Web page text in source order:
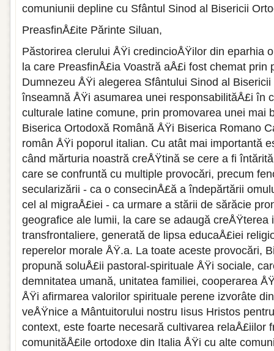
comuniunii depline cu Sfântul Sinod al Bisericii
PreasfinÅ£ite Părinte Siluan,
Păstorirea clerului ÅŸi credincioÅŸilor din eparhia
la care PreasfinÅ£ia Voastră aÅ£i fost chemat prin
Dumnezeu ÅŸi alegerea Sfântului Sinod al
înseamnă ÅŸi asumarea unei responsabilităÅ£i în
culturale latine comune, prin promovarea unei mai
Biserica Ortodoxă Română ÅŸi Biserica Romano
român ÅŸi poporul italian. Cu atât mai importantă
când mărturia noastră creÅŸtină se cere a fi
care se confruntă cu multiple provocări, precum
secularizării - ca o consecinÅ£ă a îndepărtării
cel al migraÅ£iei - ca urmare a stării de sărăcie
geografice ale lumii, la care se adaugă creÅŸterea
transfrontaliere, generată de lipsa educaÅ£iei
reperelor morale ÅŸ.a. La toate aceste provocări,
propună soluÅ£ii pastoral-spirituale ÅŸi sociale,
demnitatea umană, unitatea familiei, cooperarea
ÅŸi afirmarea valorilor spirituale perene izvorâte
veÅŸnice a Mântuitorului nostru Iisus Hristos
context, este foarte necesară cultivarea relaÅ£iilor
comunităÅ£ile ortodoxe din Italia ÅŸi cu alte